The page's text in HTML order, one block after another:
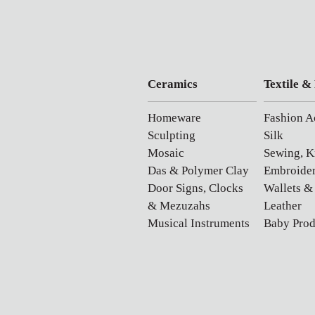
Textile &
Fashion
Silk
Sewing,
Wallets &
Leather
Baby
Ceramics
Homeware
Sculpting
Mosaic
Das & Polymer Clay
Door Signs, Clocks
& Mezuzahs
Musical Instruments